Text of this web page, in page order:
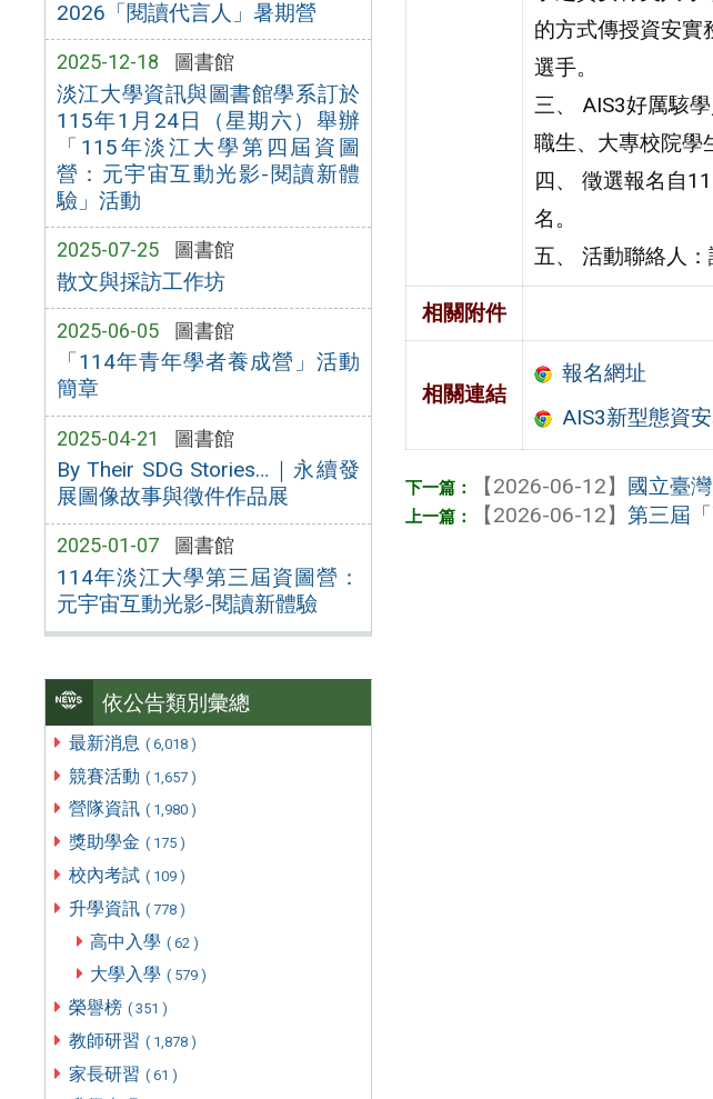
2026「閱讀代言人」暑期營
2025-12-18 圖書館
淡江大學資訊與圖書館學系訂於
115年1月24日（星期六）舉辦
「115年淡江大學第四屆資圖
營：元宇宙互動光影-閱讀新體
驗」活動
2025-07-25 圖書館
散文與採訪工作坊
2025-06-05 圖書館
「114年青年學者養成營」活動
簡章
2025-04-21 圖書館
By Their SDG Stories…｜永續發
展圖像故事與徵件作品展
2025-01-07 圖書館
114年淡江大學第三屆資圖營：
元宇宙互動光影-閱讀新體驗
依公告類別彙總
最新消息 ( 6,018 )
競賽活動 ( 1,657 )
營隊資訊 ( 1,980 )
獎助學金 ( 175 )
校內考試 ( 109 )
升學資訊 ( 778 )
高中入學 ( 62 )
大學入學 ( 579 )
榮譽榜 ( 351 )
教師研習 ( 1,878 )
家長研習 ( 61 )
的方式傳授資安實
選手。
三、 AIS3好厲駭
職生、大專校院學
四、 徵選報名自
名。
五、 活動聯絡人：
相關附件
相關連結
報名網址
AIS3新型態資
【2026-06-12】 國立臺
【2026-06-12】第三屆